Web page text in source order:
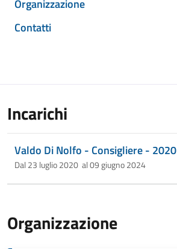
Organizzazione
Contatti
Incarichi
Valdo Di Nolfo - Consigliere - 2020
Dal 23 luglio 2020 al 09 giugno 2024
Organizzazione